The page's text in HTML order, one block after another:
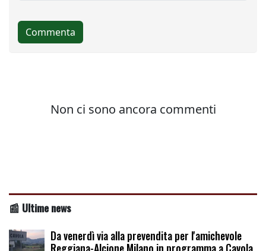
📰 Ultime news
Da venerdì via alla prevendita per l'amichevole
Reggiana-Alcione Milano in programma a Cavola